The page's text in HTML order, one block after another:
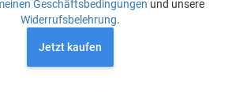
Geschäftsbedingungen und unsere
Widerrufsbelehrung.
Jetzt kaufen